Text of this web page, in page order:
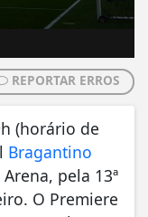
REPORTAR ERROS
(horário de
Bragantino
pela 13ª
O Premiere